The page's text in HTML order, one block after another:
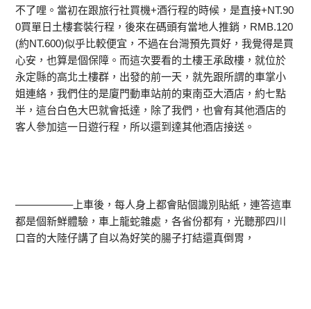
不了哩。當初在跟旅行社買機+酒行程的時候，是直接+NT.90
0買單日土樓套裝行程，後來在碼頭有當地人推銷，RMB.120
(約NT.600)似乎比較便宜，不過在台灣預先買好，我覺得是買
心安，也算是個保障。而這次要看的土樓王承啟樓，就位於
永定縣的高北土樓群，出發的前一天，就先跟所謂的車掌小
姐連絡，我們住的是廈門動車站前的東南亞大酒店，約七點
半，這台白色大巴就會抵達，除了我們，也會有其他酒店的
客人參加這一日遊行程，所以還到達其他酒店接送。
—————–上車後，每人身上都會貼個識別貼紙，連答這車
都是個新鮮體驗，車上龍蛇雜處，各省份都有，光聽那四川
口音的大陸仔講了自以為好笑的腸子打結還真倒胃，